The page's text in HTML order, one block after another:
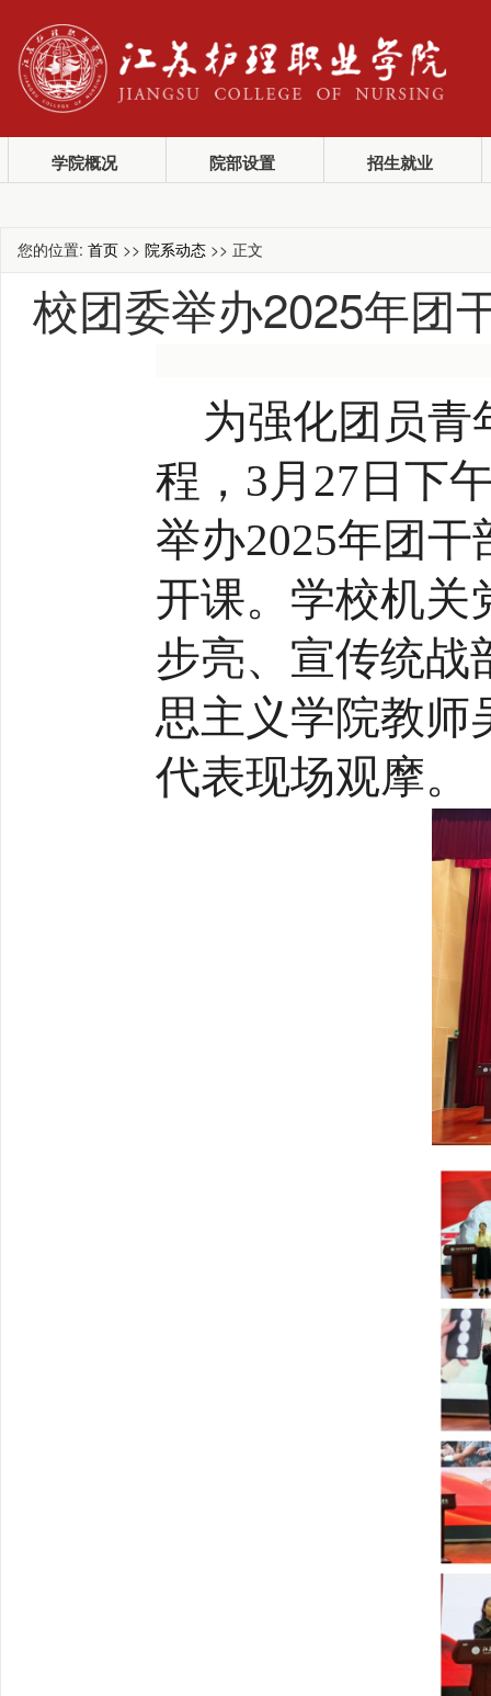
学院概况 院部设置 招生就业
您的位置: 首页 >> 院系动态 >> 正文
校团委举办2025年团
为强化团员青
程， 3月27日下
举办2025年团
开课。学校机关
步亮、宣传统战
思主义学院教师
代表现场观摩。